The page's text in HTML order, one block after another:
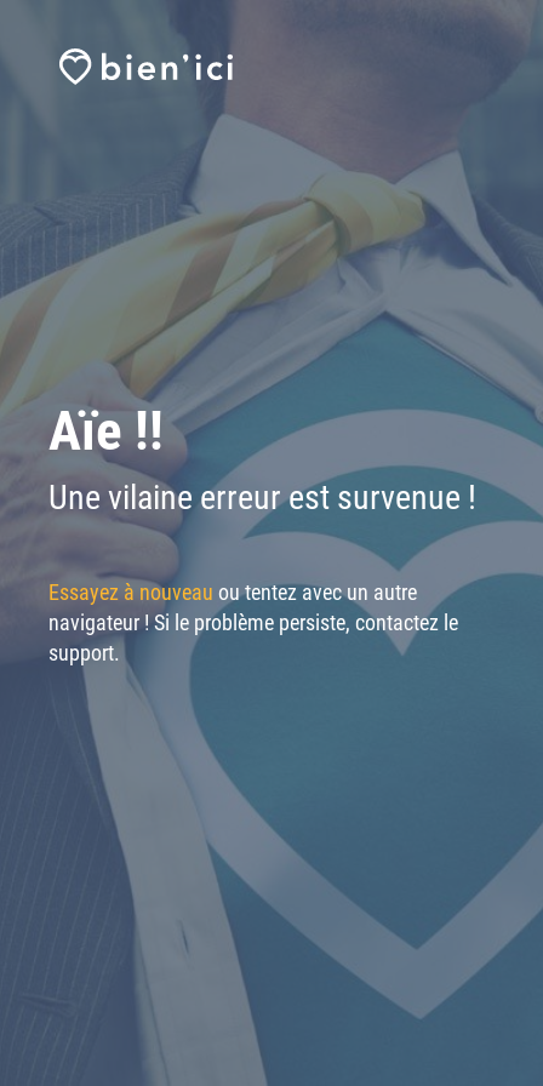
Aïe !!
Une vilaine erreur est survenue !
Essayez à nouveau ou tentez avec un autre
navigateur ! Si le problème persiste, contactez le
support.